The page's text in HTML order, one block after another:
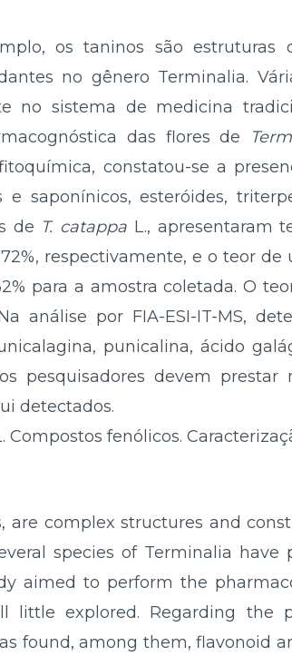
os taninos são estruturas
no gênero Terminalia.
no sistema de medicina
das flores de
constatou-se a
saponínicos, esteróides,
de T. catappa L., apresentaram
respectivamente, e o teor
para a amostra coletada. O
análise por FIA-ESI-IT-MS,
punicalina, ácido
pesquisadores devem
detectados.
Compostos fenólicos.
are complex structures and
species of Terminalia
aimed to perform the
little explored. Regarding the
found, among them, flavonoid